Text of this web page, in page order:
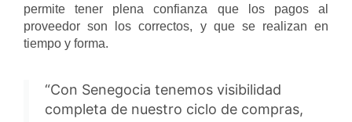
permite tener plena confianza que los pagos al
proveedor son los correctos, y que se realizan en
tiempo y forma.
“Con Senegocia tenemos visibilidad
completa de nuestro ciclo de compras,